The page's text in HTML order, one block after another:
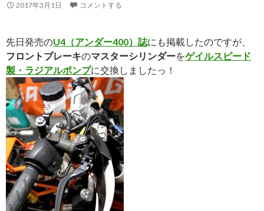
2017年3月1日 コメントする
先日発売のU4（アンダー400）誌にも掲載したのですが、
フロントブレーキのマスターシリンダーをゲイルスピード
製・ラジアルポンプに交換しましたっ！